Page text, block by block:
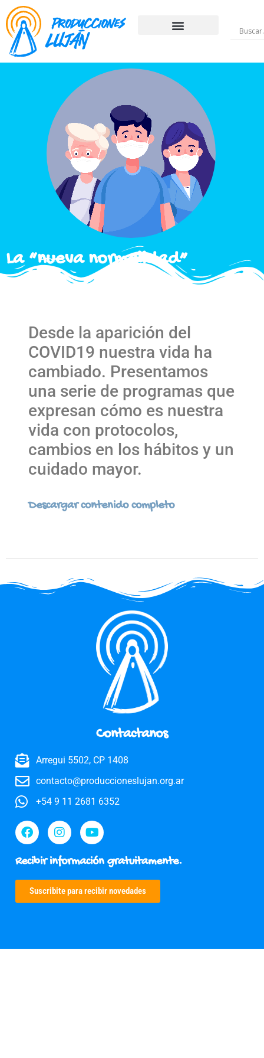
La “nueva normalidad”
Desde la aparición del
COVID19 nuestra vida ha
cambiado. Presentamos
una serie de programas que
expresan cómo es nuestra
vida con protocolos,
cambios en los hábitos y un
cuidado mayor.
Descargar contenido completo
Contactanos
Arregui 5502, CP 1408
contacto@produccioneslujan.org.ar
+54 9 11 2681 6352
Recibir información gratuitamente.
Suscribite para recibir novedades